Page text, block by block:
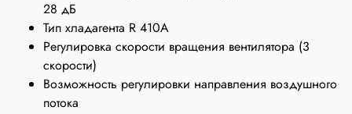
28 дБ
Тип хладагента R 410A
Регулировка скорости вращения вентилятора (3
скорости)
Возможность регулировки направления воздушного
потока